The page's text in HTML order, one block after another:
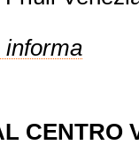
informa
CENTRO